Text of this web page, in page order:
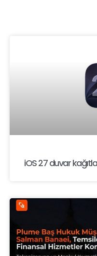
iOS 27 duvar